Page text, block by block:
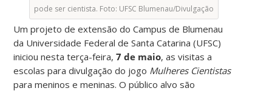
pode ser cientista. Foto: UFSC Blumenau/Divulgação
Um projeto de extensão do Campus de Blumenau
da Universidade Federal de Santa Catarina (UFSC)
iniciou nesta terça-feira,7 de maio, as visitas a
escolas para divulgação do jogo Mulheres Cientistas
para meninos e meninas. O público alvo são